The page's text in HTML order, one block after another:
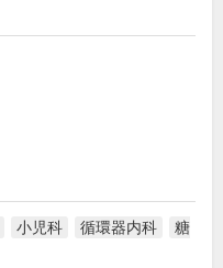
小児科 循環器内科
糖